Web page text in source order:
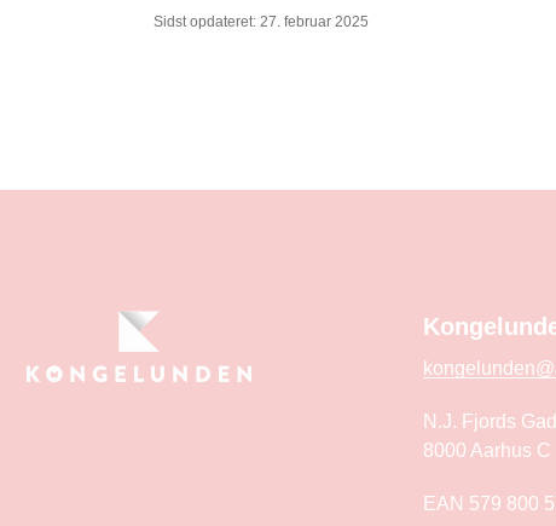
Sidst opdateret: 27. februar 2025
N.J. Fjords
8000 Aarhus C
EAN 579 800